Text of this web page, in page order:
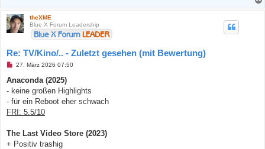
theXME
Blue X Forum Leadership
Re: TV/Kino/.. - Zuletzt gesehen (mit Bewertung)
U
g
l
e
e
r
B
27. März 2026 07:50
Anaconda (2025)
- keine großen Highlights
- für ein Reboot eher schwach
FRI: 5.5/10
The Last Video Store (2023)
+ Positiv trashig